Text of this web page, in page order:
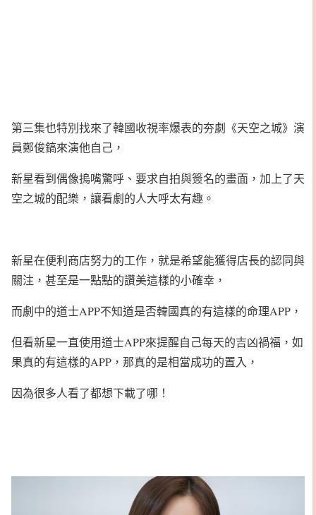
第三集也特別找來了韓國收視率爆表的夯劇《天空之城》演
員鄭俊鎬來演他自己，
新星看到偶像摀嘴驚呼、要求自拍與簽名的畫面，加上了天
空之城的配樂，讓看劇的人大呼太有趣。
新星在便利商店努力的工作，就是希望能獲得店長的認同與
關注，甚至是一點點的讚美這樣的小確幸，
而劇中的道士APP不知道是否韓國真的有這樣的命理APP，
但看新星一直使用道士APP來提醒自己每天的吉凶禍福，如
果真的有這樣的APP，那真的是相當成功的置入，
因為很多人看了都想下載了哪！